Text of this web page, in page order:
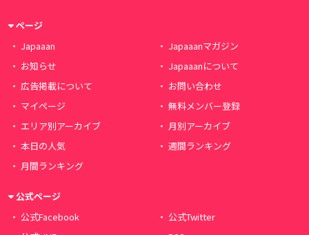
ページ
Japaaan
Japaaanマガジン
お知らせ
Japaaanについて
広告掲載について
お問い合わせ
マイページ
無料メンバー登録
エリア別アーカイブ
月別アーカイブ
本日の人気
週間ランキング
月間ランキング
公式ページ
公式Facebook
公式Twitter